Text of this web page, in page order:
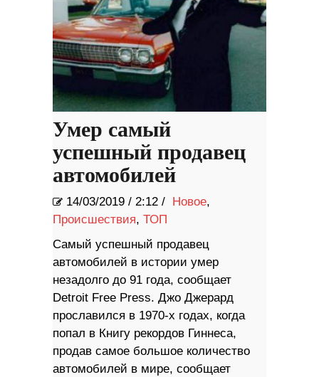
Умер самый
успешный продавец
автомобилей
14/03/2019 / 2:12 / Новое,
Происшествия, ТОП
Самый успешный продавец
автомобилей в истории умер
незадолго до 91 года, сообщает
Detroit Free Press. Джо Джерард
прославился в 1970-х годах, когда
попал в Книгу рекордов Гиннеса,
продав самое большое количество
автомобилей в мире, сообщает